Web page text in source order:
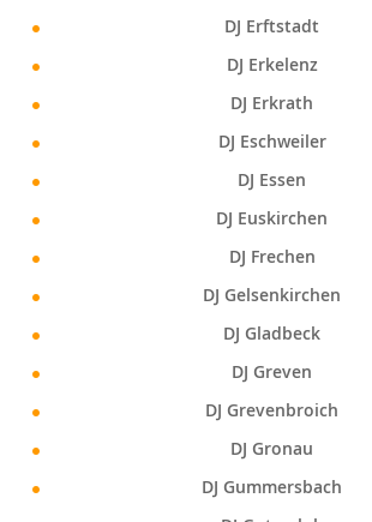
DJ Erftstadt
DJ Erkelenz
DJ Erkrath
DJ Eschweiler
DJ Essen
DJ Euskirchen
DJ Frechen
DJ Gelsenkirchen
DJ Gladbeck
DJ Greven
DJ Grevenbroich
DJ Gronau
DJ Gummersbach